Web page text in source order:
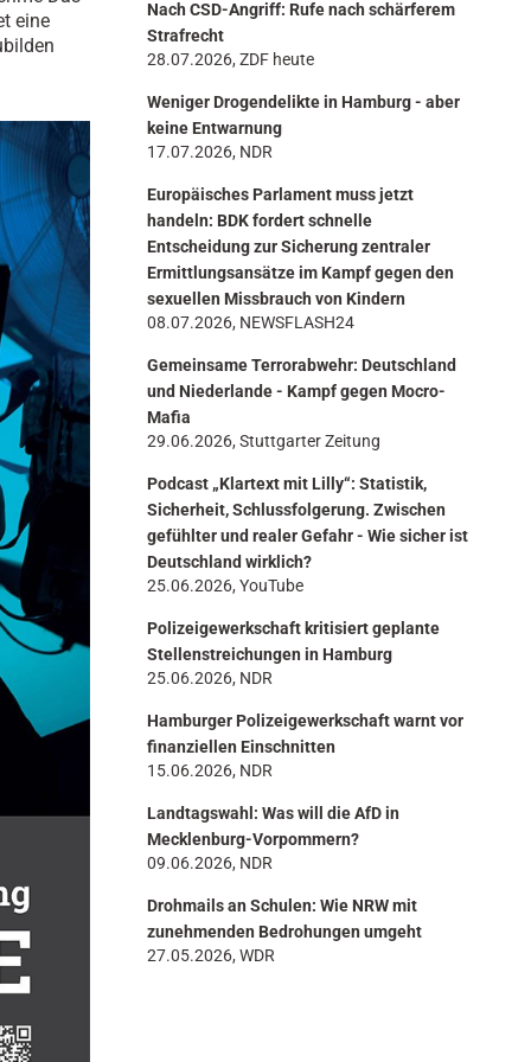
eine
Nach CSD-Angriff: Rufe nach schärferem
Strafrecht
28.07.2026, ZDF heute
Weniger Drogendelikte in Hamburg - aber
keine Entwarnung
17.07.2026, NDR
Europäisches Parlament muss jetzt
handeln: BDK fordert schnelle
Entscheidung zur Sicherung zentraler
Ermittlungsansätze im Kampf gegen den
sexuellen Missbrauch von Kindern
08.07.2026, NEWSFLASH24
Gemeinsame Terrorabwehr: Deutschland
und Niederlande - Kampf gegen Mocro-
Mafia
29.06.2026, Stuttgarter Zeitung
Podcast „Klartext mit Lilly“: Statistik,
Sicherheit, Schlussfolgerung. Zwischen
gefühlter und realer Gefahr - Wie sicher ist
Deutschland wirklich?
25.06.2026, YouTube
Polizeigewerkschaft kritisiert geplante
Stellenstreichungen in Hamburg
25.06.2026, NDR
Hamburger Polizeigewerkschaft warnt vor
finanziellen Einschnitten
15.06.2026, NDR
Landtagswahl: Was will die AfD in
Mecklenburg-Vorpommern?
09.06.2026, NDR
Drohmails an Schulen: Wie NRW mit
zunehmenden Bedrohungen umgeht
27.05.2026, WDR